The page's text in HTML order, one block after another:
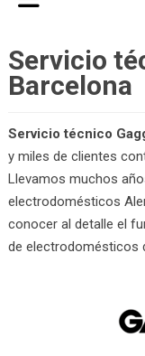
Servicio
Barcelona
Servicio técnico
y miles de clientes
Llevamos muchos
electrodomésticos
conocer al detalle el
de electrodomésticos